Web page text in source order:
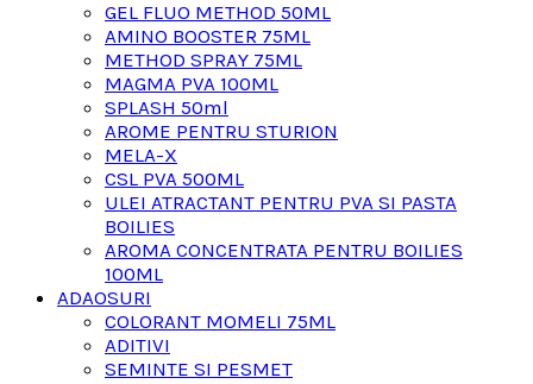
GEL FLUO METHOD 50ML
AMINO BOOSTER 75ML
METHOD SPRAY 75ML
MAGMA PVA 100ML
SPLASH 50ml
AROME PENTRU STURION
MELA-X
CSL PVA 500ML
ULEI ATRACTANT PENTRU PVA SI PASTA
BOILIES
AROMA CONCENTRATA PENTRU BOILIES
100ML
ADAOSURI
COLORANT MOMELI 75ML
ADITIVI
SEMINTE SI PESMET